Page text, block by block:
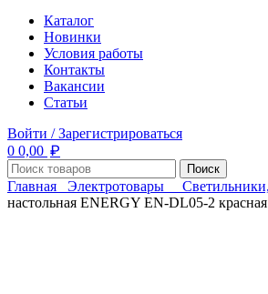
Каталог
Новинки
Условия работы
Контакты
Вакансии
Статьи
Войти / Зарегистрироваться
0 0,00 ₽
Поиск
Главная Электротовары
настольная ENERGY EN-DL05-2 красная